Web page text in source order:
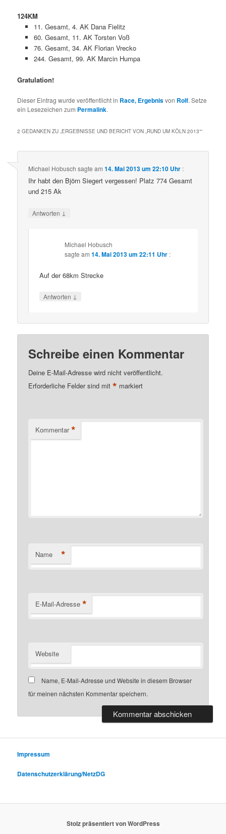
124KM
11. Gesamt, 4. AK Dana Fielitz
60. Gesamt, 11. AK Torsten Voß
76. Gesamt, 34. AK Florian Vrecko
244. Gesamt, 99. AK Marcin Humpa
Gratulation!
Dieser Eintrag wurde veröffentlicht in Race, Ergebnisvon Rolf. Setze
ein Lesezeichen zum Permalink.
2 GEDANKEN ZU „ERGEBNISSE UND BERICHT VON „RUND UM KÖLN 2013““
Michael Hobusch sagte am14. Mai 2013 um 22:10 Uhr :
Ihr habt den Björn Siegert vergessen! Platz 774 Gesamt
und 215 Ak
Antworten ↓
Michael Hobusch
sagte am14. Mai 2013 um 22:11 Uhr :
Auf der 68km Strecke
Antworten ↓
Schreibe einen Kommentar
Deine E-Mail-Adresse wird nicht veröffentlicht.
Erforderliche Felder sind mit* markiert
Kommentar *
Name *
E-Mail-Adresse *
Website
Name, E-Mail-Adresse und Website in diesem Browser
für meinen nächsten Kommentar speichern.
Impressum
Datenschutzerklärung/NetzDG
Stolz präsentiert von WordPress